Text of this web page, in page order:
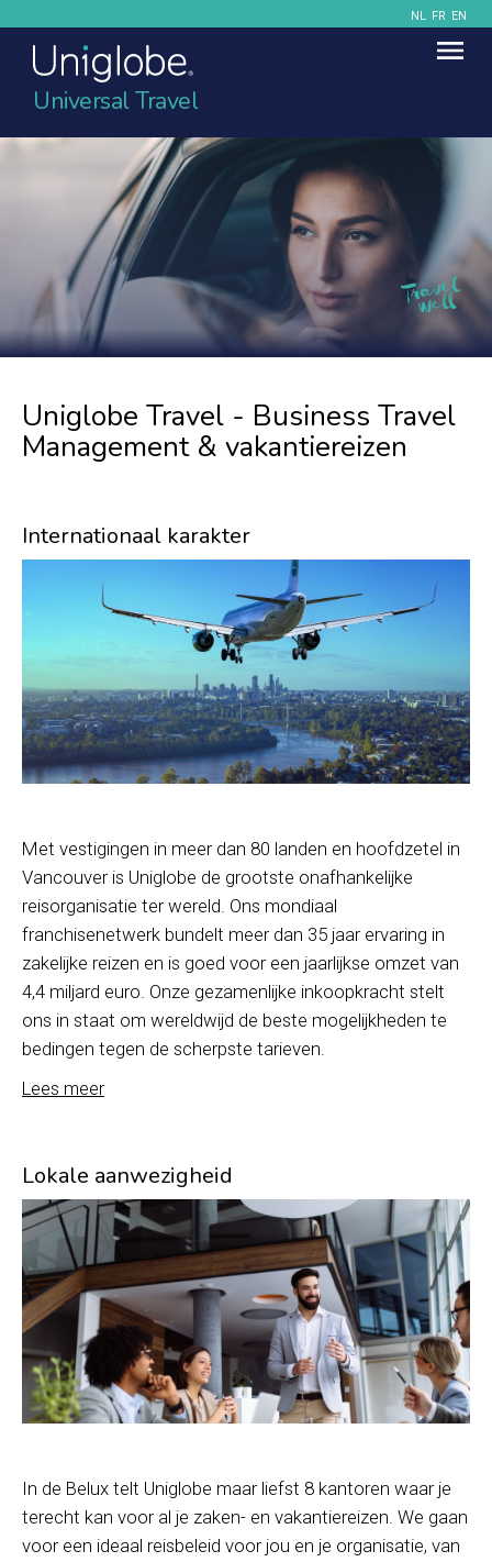
NL FR EN
Universal Travel
Uniglobe Travel - Business Travel
Management & vakantiereizen
Internationaal karakter
Met vestigingen in meer dan 80 landen en hoofdzetel in
Vancouver is Uniglobe de grootste onafhankelijke
reisorganisatie ter wereld. Ons mondiaal
franchisenetwerk bundelt meer dan 35 jaar ervaring in
zakelijke reizen en is goed voor een jaarlijkse omzet van
4,4 miljard euro. Onze gezamenlijke inkoopkracht stelt
ons in staat om wereldwijd de beste mogelijkheden te
bedingen tegen de scherpste tarieven.
Lees meer
Lokale aanwezigheid
In de Belux telt Uniglobe maar liefst 8 kantoren waar je
terecht kan voor al je zaken- en vakantiereizen. We gaan
voor een ideaal reisbeleid voor jou en je organisatie, van